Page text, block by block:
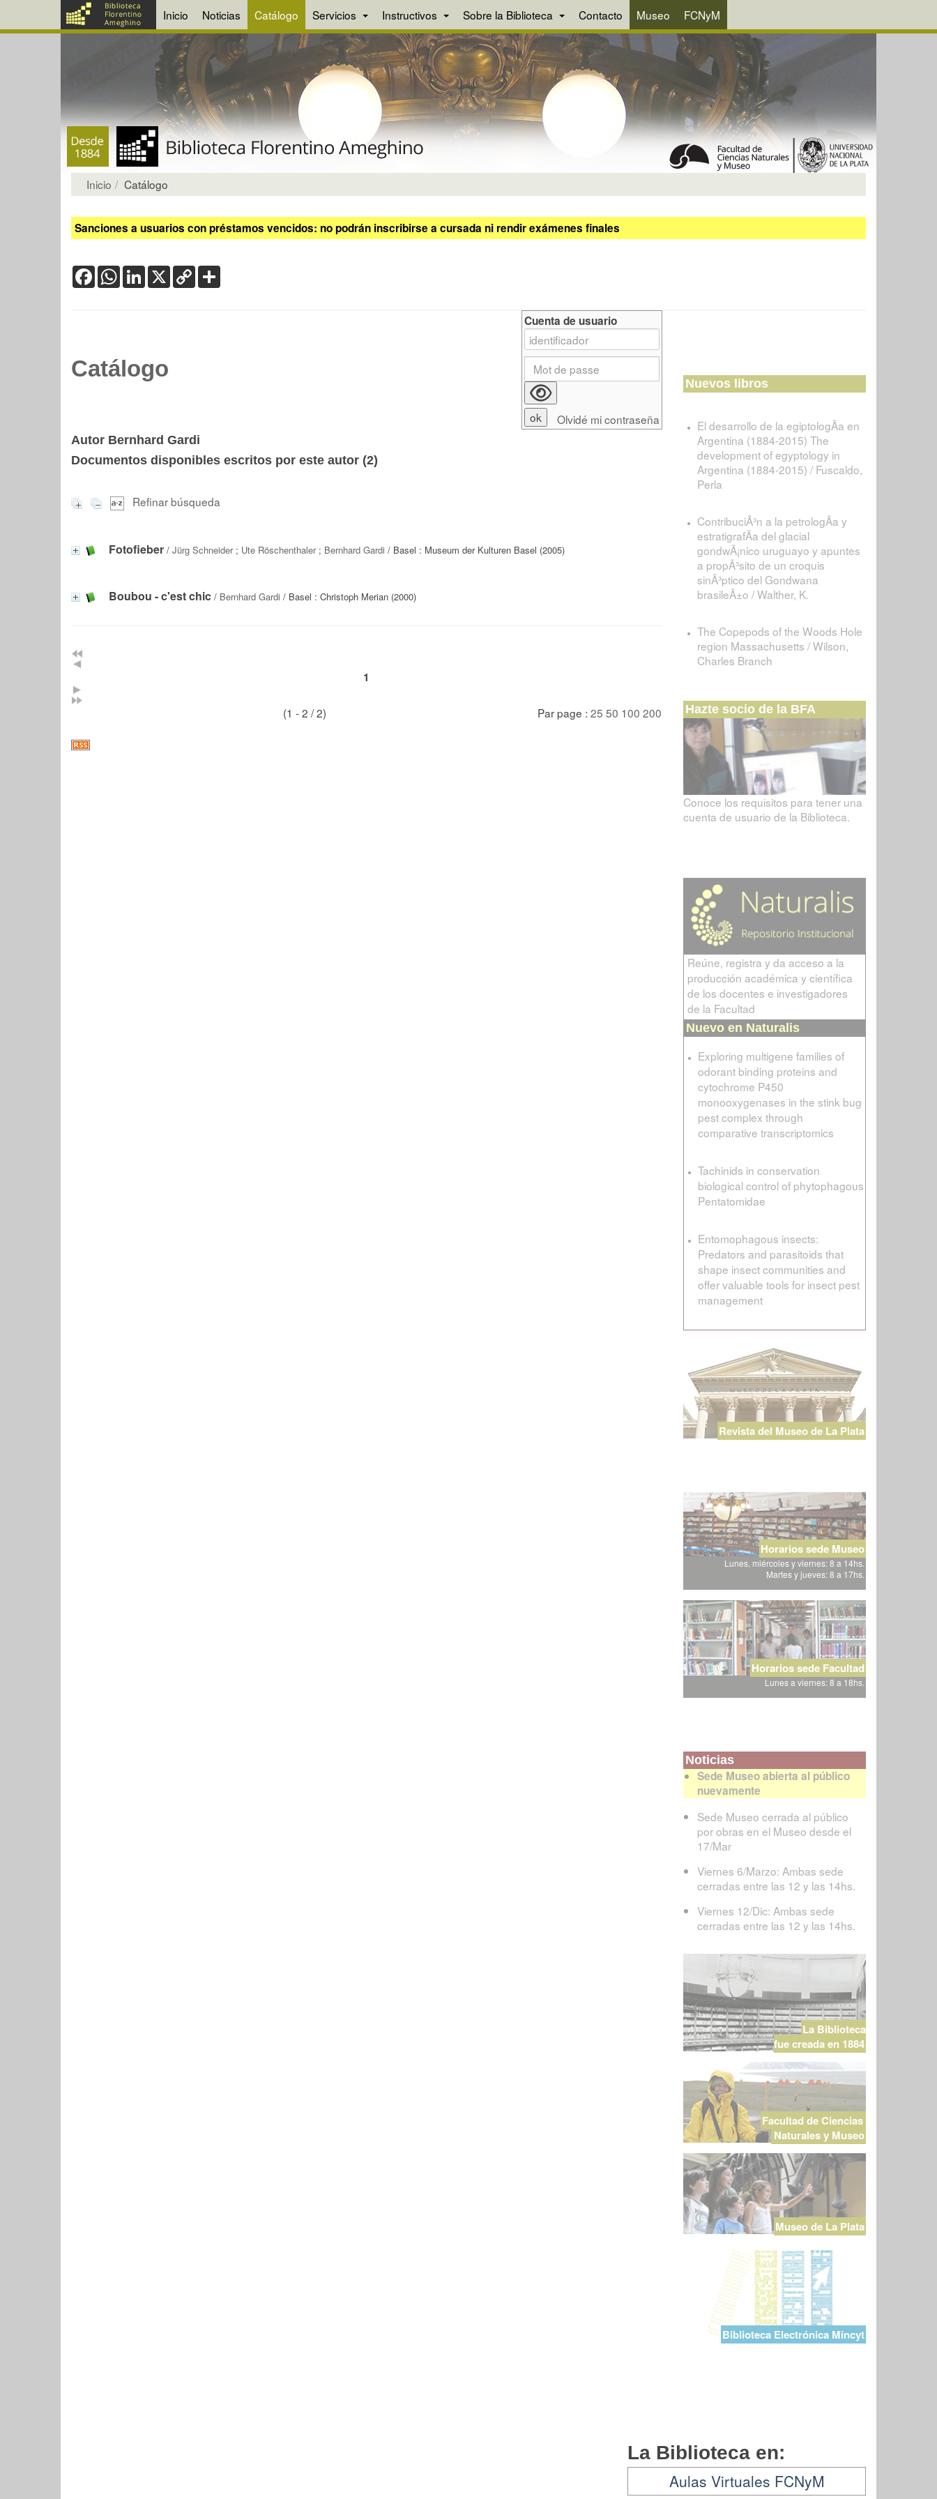
Inicio Noticias Catálogo Servicios Instructivos Sobre la Biblioteca Contacto Museo FCNyM
Inicio Catálogo
Sanciones a usuarios con préstamos vencidos: no podrán inscribirse a cursada ni rendir exámenes finales
FacebookWhatsApp
LinkedIn
X Copy
Link
Catálogo
Autor Bernhard Gardi
Documentos disponibles escritos por este autor (2)
Refinar búsqueda
Fotofieber / Jürg Schneider; Ute Röschenthaler; Bernhard Gardi / Basel : Museum der Kulturen Basel (2005)
Boubou - c'est chic / Bernhard Gardi / Basel : Christoph Merian (2000)
1
(1 - 2 / 2) Par page : 25 50 100 200
Cuenta de usuario
Olvidé mi contraseña
Nuevos libros
El desarrollo de la egiptologÃ­a en
Argentina (1884-2015) The
development of egyptology in
Argentina (1884-2015) / Fuscaldo,
Perla
ContribuciÃ³n a la petrologÃ­a y
estratigrafÃ­a del glacial
gondwÃ¡nico uruguayo y apuntes
a propÃ³sito de un croquis
sinÃ³ptico del Gondwana
brasileÃ±o / Walther, K.
The Copepods of the Woods Hole
region Massachusetts / Wilson,
Charles Branch
Hazte socio de la BFA
Conoce los requisitos para tener una
cuenta de usuario de la Biblioteca.
Reúne, registra y da acceso a la
producción académica y científica
de los docentes e investigadores
de la Facultad
Nuevo en Naturalis
Exploring multigene families of
odorant binding proteins and
cytochrome P450
monooxygenases in the stink bug
pest complex through
comparative transcriptomics
Tachinids in conservation
biological control of phytophagous
Pentatomidae
Entomophagous insects:
Predators and parasitoids that
shape insect communities and
offer valuable tools for insect pest
management
Revista del Museo de La Plata
Horarios sede Museo
Lunes, miércoles y viernes: 8 a 14hs.
Martes y jueves: 8 a 17hs.
Horarios sede Facultad
Lunes a viernes: 8 a 18hs.
Noticias
Sede Museo abierta al público
nuevamente
Sede Museo cerrada al público
por obras en el Museo desde el
17/Mar
Viernes 6/Marzo: Ambas sede
cerradas entre las 12 y las 14hs.
Viernes 12/Dic: Ambas sede
cerradas entre las 12 y las 14hs.
La Biblioteca
fue creada en 1884
Facultad de Ciencias
Naturales y Museo
Museo de La Plata
Biblioteca Electrónica Mincyt
La Biblioteca en:
Aulas Virtuales FCNyM